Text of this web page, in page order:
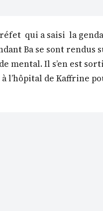
qui a saisi la
Ba se sont rendus
mental. Il s’en est
l’hôpital de Kaffrine